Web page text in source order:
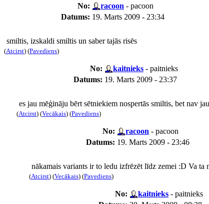
No: racoon - pacoon
Datums: 19. Marts 2009 - 23:34
smiltis, izskaldi smiltis un saber tajās risēs
(Atcirst) (Pavediens)
No: kaitnieks - paitnieks
Datums: 19. Marts 2009 - 23:37
es jau mēģināju bērt sētniekiem nospertās smiltis, bet nav
(Atcirst) (Vecākais) (Pavediens)
No: racoon - pacoon
Datums: 19. Marts 2009 - 23:46
nākamais variants ir to ledu izfrēzēt līdz zemei :D Va
(Atcirst) (Vecākais) (Pavediens)
No: kaitnieks - paitnieks